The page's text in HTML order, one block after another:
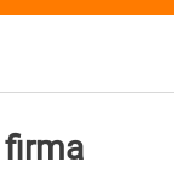
firma